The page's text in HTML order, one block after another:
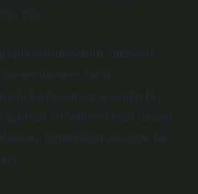
olur.
içinde tümevarım, bireysel
genel ilkelere nasıl
bir düşünce aracıdır. Bu
yönetirken ister ulusal
tümevarım anlatımı her